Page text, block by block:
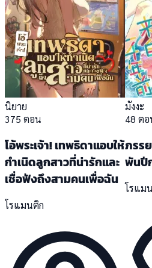
นิยาย
375 ตอน
โอ้พระเจ้า! เทพธิดาแอบให้
กำเนิดลูกสาวที่น่ารักและ
เชื่อฟังถึงสามคนเพื่อฉัน
โรแมนติก
มังงะ
48 ต
ภรร
พันปี
โรแม